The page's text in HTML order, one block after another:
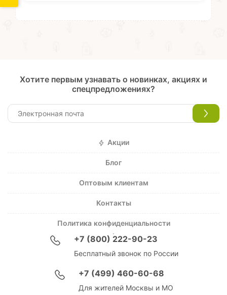
Хотите первым узнавать о новинках, акциях и
спецпредложениях?
Акции
Блог
Оптовым клиентам
Контакты
Политика конфиденциальности
+7 (800) 222-90-23
Бесплатный звонок по России
+7 (499) 460-60-68
Для жителей Москвы и МО